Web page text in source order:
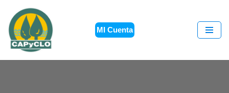
Saltar
al
contenido
MI Cuenta